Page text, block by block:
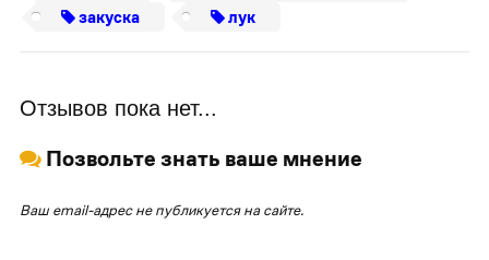
закуска
лук
Отзывов пока нет...
Позвольте знать ваше мнение
Ваш email-адрес не публикуется на сайте.